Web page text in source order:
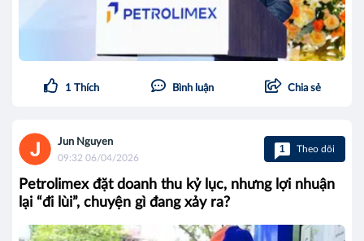
1 Thích Bình luận Chia sẻ
Jun Nguyen
09:32 06/04/2026
1 Theo dõi
Petrolimex đặt doanh thu kỷ lục, nhưng lợi nhuận
lại “đi lùi”, chuyện gì đang xảy ra?